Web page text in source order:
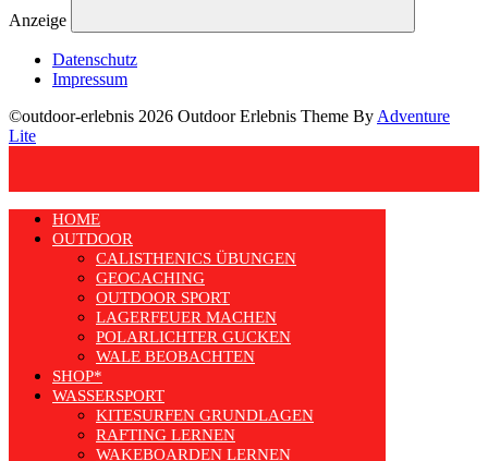
Anzeige
Datenschutz
Impressum
©outdoor-erlebnis 2026 Outdoor Erlebnis Theme By Adventure
Lite
HOME
OUTDOOR
CALISTHENICS ÜBUNGEN
GEOCACHING
OUTDOOR SPORT
LAGERFEUER MACHEN
POLARLICHTER GUCKEN
WALE BEOBACHTEN
SHOP*
WASSERSPORT
KITESURFEN GRUNDLAGEN
RAFTING LERNEN
WAKEBOARDEN LERNEN